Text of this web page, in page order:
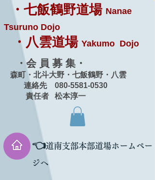
・七飯鶴野道場 Nanae
Tsuruno Dojo
・八雲道場 Yakumo Dojo
・会 員 募 集・
森町・北斗大野・七飯鶴野・八雲
連絡先 080-5581-0530
責任者 松本淳一
👈道南支部本部道場ホームペー
ジへ